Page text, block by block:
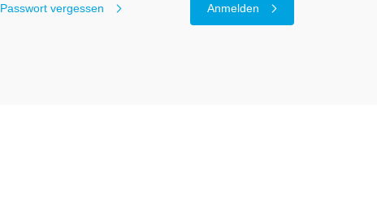
Passwort vergessen Anmelden